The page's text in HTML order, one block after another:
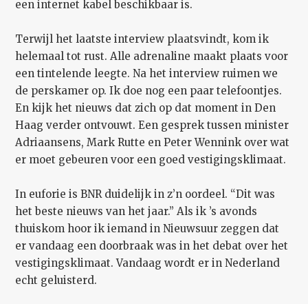
een internet kabel beschikbaar is.
Terwijl het laatste interview plaatsvindt, kom ik
helemaal tot rust. Alle adrenaline maakt plaats voor
een tintelende leegte. Na het interview ruimen we
de perskamer op. Ik doe nog een paar telefoontjes.
En kijk het nieuws dat zich op dat moment in Den
Haag verder ontvouwt. Een gesprek tussen minister
Adriaansens, Mark Rutte en Peter Wennink over wat
er moet gebeuren voor een goed vestigingsklimaat.
In euforie is BNR duidelijk in z’n oordeel. “Dit was
het beste nieuws van het jaar.” Als ik ’s avonds
thuiskom hoor ik iemand in Nieuwsuur zeggen dat
er vandaag een doorbraak was in het debat over het
vestigingsklimaat. Vandaag wordt er in Nederland
echt geluisterd.